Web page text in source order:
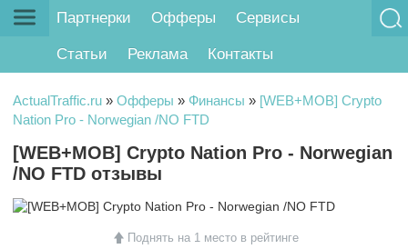
Партнерки Офферы Сервисы
Статьи Реклама Контакты
ActualTraffic.ru » Офферы » Финансы » [WEB+MOB] Crypto
Nation Pro - Norwegian /NO FTD
[WEB+MOB] Crypto Nation Pro - Norwegian
/NO FTD отзывы
Поднять на 1 место в рейтинге